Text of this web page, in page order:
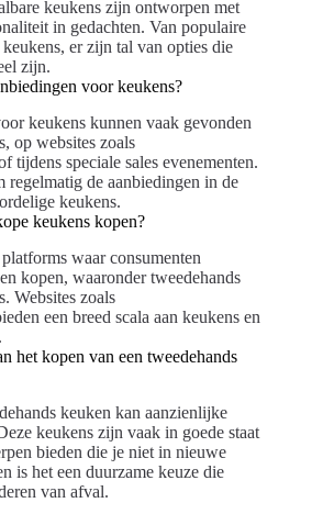
keukens zijn ontworpen met
in gedachten. Van populaire
er zijn tal van opties die
zijn.
voor keukens?
keukens kunnen vaak gevonden
op websites zoals
tijdens speciale sales evenementen.
regelmatig de aanbiedingen in de
keukens.
keukens kopen?
waar consumenten
kopen, waaronder tweedehands
Websites zoals
een breed scala aan keukens en
het kopen van een tweedehands
keuken kan aanzienlijke
keukens zijn vaak in goede staat
bieden die je niet in nieuwe
is het een duurzame keuze die
van afval.